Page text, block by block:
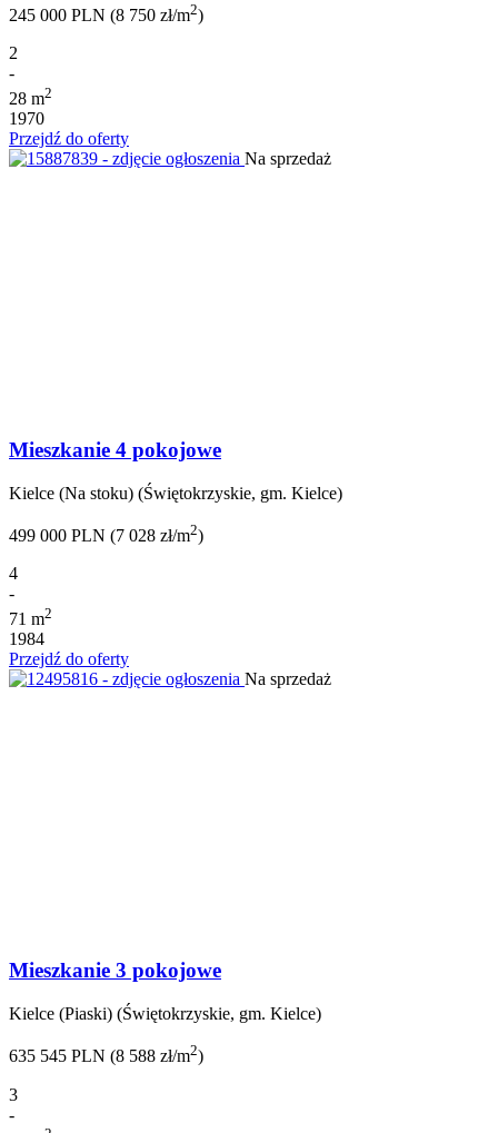
245 000 PLN (8 750 zł/m2)
2
-
28 m2
1970
Przejdź do oferty
Na sprzedaż
Mieszkanie 4 pokojowe
Kielce (Na stoku) (Świętokrzyskie, gm. Kielce)
499 000 PLN (7 028 zł/m2)
4
-
71 m2
1984
Przejdź do oferty
Na sprzedaż
Mieszkanie 3 pokojowe
Kielce (Piaski) (Świętokrzyskie, gm. Kielce)
635 545 PLN (8 588 zł/m2)
3
-